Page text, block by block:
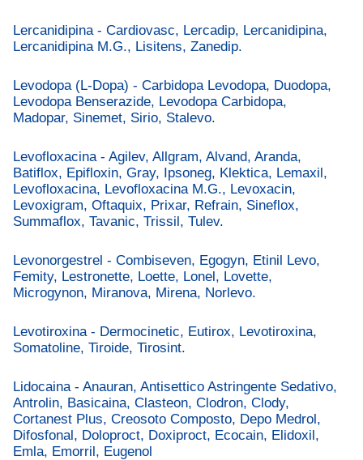
Lercanidipina - Cardiovasc, Lercadip, Lercanidipina,
Lercanidipina M.G., Lisitens, Zanedip.
Levodopa (L-Dopa) - Carbidopa Levodopa, Duodopa,
Levodopa Benserazide, Levodopa Carbidopa,
Madopar, Sinemet, Sirio, Stalevo.
Levofloxacina - Agilev, Allgram, Alvand, Aranda,
Batiflox, Epifloxin, Gray, Ipsoneg, Klektica, Lemaxil,
Levofloxacina, Levofloxacina M.G., Levoxacin,
Levoxigram, Oftaquix, Prixar, Refrain, Sineflox,
Summaflox, Tavanic, Trissil, Tulev.
Levonorgestrel - Combiseven, Egogyn, Etinil Levo,
Femity, Lestronette, Loette, Lonel, Lovette,
Microgynon, Miranova, Mirena, Norlevo.
Levotiroxina - Dermocinetic, Eutirox, Levotiroxina,
Somatoline, Tiroide, Tirosint.
Lidocaina - Anauran, Antisettico Astringente Sedativo,
Antrolin, Basicaina, Clasteon, Clodron, Clody,
Cortanest Plus, Creosoto Composto, Depo Medrol,
Difosfonal, Doloproct, Doxiproct, Ecocain, Elidoxil,
Emla, Emorril, Eugenol